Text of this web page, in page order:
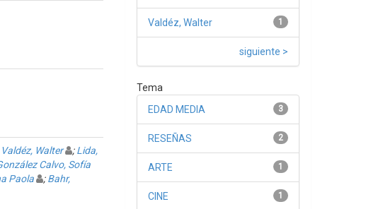
Valdéz, Walter ;Lida,
Calvo, Sofía
Paola ;Bahr,
1
Valdéz, Walter
siguiente >
Tema
3
EDAD MEDIA
2
RESEÑAS
1
ARTE
1
CINE